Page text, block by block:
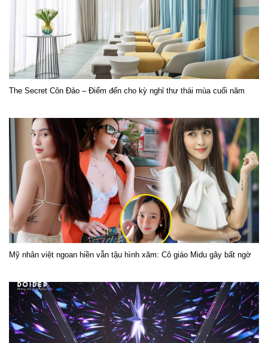
The Secret Côn Đảo – Điểm đến cho kỳ nghỉ thư thái mùa cuối năm
Mỹ nhân việt ngoan hiền vẫn tậu hình xăm: Cô giáo Midu gây bất ngờ